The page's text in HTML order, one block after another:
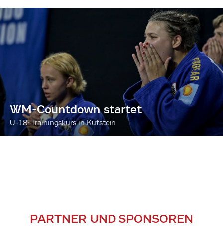
WM-Countdown startet
U-18: Trainingskurs in Kufstein
PARTNER UND SPONSOREN